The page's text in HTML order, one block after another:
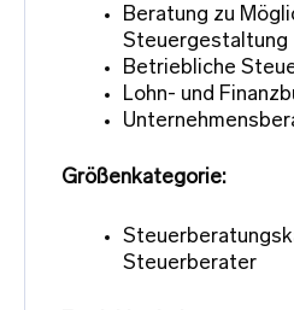
Beratung zu
Steuergestaltung
Betriebliche
Lohn- und
Größenkategorie:
Steuerberater